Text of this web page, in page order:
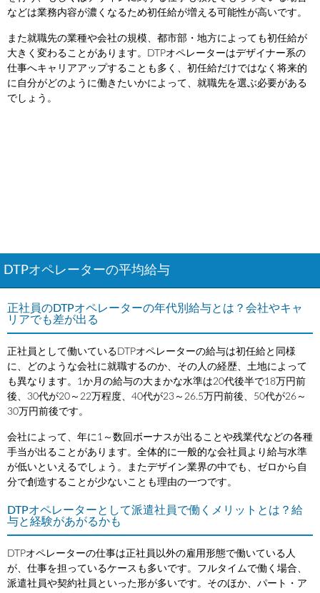
などは業務内容が濃くなるため初任給が増える可能性が高いです。
また就職先の業種や会社の規模、都市部・地方によっても初任給が
大きく変わることがあります。DTPオペレーターはデザイナー系の
仕事へキャリアアップすることも多く、初任給だけではなく将来的
に自分がどのように働きたいかによって、就職先を選ぶ必要がある
でしょう。
DTPオペレーターの平均給与
正社員のDTPオペレーターの年代別給与とは？会社やキャ
リアでも差が出る
正社員として働いているDTPオペレーターの給与は初任給と同様
に、どのような会社に就職するのか、その人の経歴、土地によって
も異なります。1か月の給与の大まかな水準は20代後半で18万円前
後、30代が20～22万程度、40代が23～26.5万円前後、50代が26～
30万円前後です。
会社によって、年に1～数回ボーナスが出ることや残業代などの各種
手当が出ることがあります。全体的に一般的な会社員より給与水準
が低いといえるでしょう。またデザイン業界の中でも、ゼロから自
分で創造することが少ないことも理由の一つです。
DTPオペレーターとして派遣社員で働くメリットとは？給
与と経験があがるかも
DTPオペレーターの仕事は正社員以外の雇用形態で働いている人
が、仕事を担っているケースも多いです。フルタイムで働く場合、
派遣社員や契約社員といった形が多いです。そのほか、パート・ア